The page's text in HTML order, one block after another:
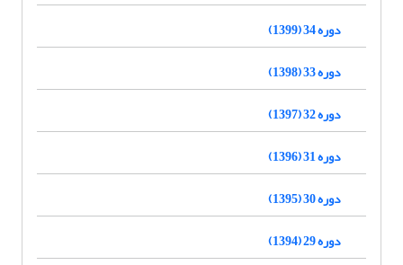
دوره 34 (1399)
دوره 33 (1398)
دوره 32 (1397)
دوره 31 (1396)
دوره 30 (1395)
دوره 29 (1394)